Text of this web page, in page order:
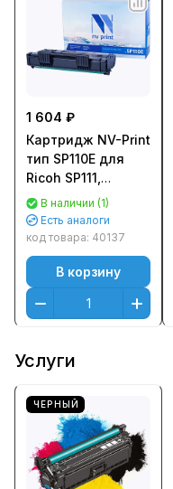
1 604 ₽
Картридж NV-Print
тип SP110E для
Ricoh SP111,
SP111SU/ SP111SF
[407442]
(2000стр.)
В наличии (1)
Есть аналоги
код товара: 40137
В корзину
Услуги
ЧЕРНЫЙ